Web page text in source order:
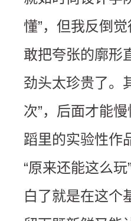
懂”，但我反倒
敢把夸张的廓形
劲头太珍贵了。
次”，后面才能
蹈里的实验性作
“原来还能这么
白了就是在这个